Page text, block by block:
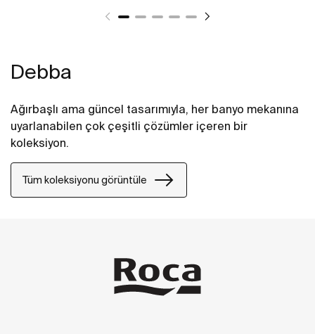
Debba
Ağırbaşlı ama güncel tasarımıyla, her banyo mekanına
uyarlanabilen çok çeşitli çözümler içeren bir
koleksiyon.
Tüm koleksiyonu görüntüle